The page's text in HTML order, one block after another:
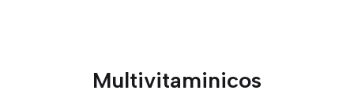
Multivitaminicos